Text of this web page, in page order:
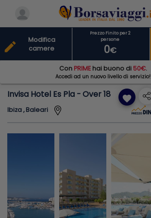
Invisa Hotel Es Pla - Over 18 favorite
Ibiza , Baleari
Prezzo Finito per 2
persone
0€
edit
Modifica
camere
Con PRIMEhai buono di50€.
Accedi ad un nuovo livello di servizio!